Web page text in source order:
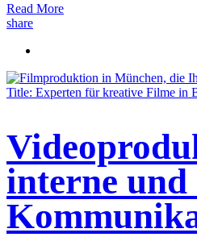
Read More
share
interne und